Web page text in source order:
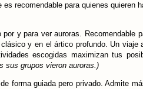
recomendable para quienes quieren
y para ver auroras. Recomendable
y en el ártico profundo. Un viaje
escogidas maximizan tus
sus grupos vieron auroras.)
forma guiada pero privado. Admite